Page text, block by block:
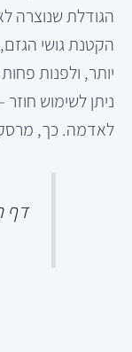
הגודלת שנוצרה
הקטנת גושי
יותר, ולפנות
ניתן לשימוש
לאדמה. כך,
דף